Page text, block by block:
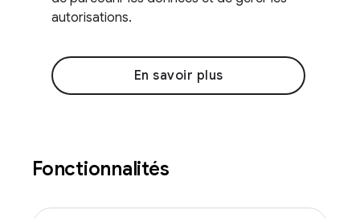
autorisations.
En savoir plus
Fonctionnalités